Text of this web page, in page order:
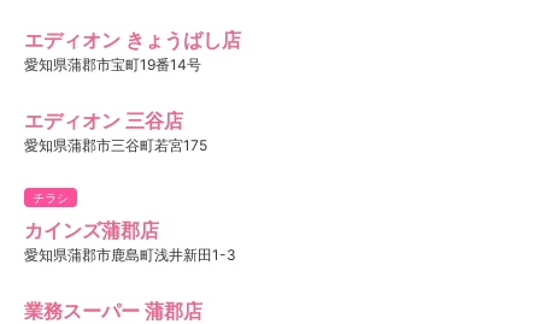
エディオン きょうばし店
愛知県蒲郡市宝町19番14号
エディオン 三谷店
愛知県蒲郡市三谷町若宮175
チラシ
カインズ蒲郡店
愛知県蒲郡市鹿島町浅井新田1-3
業務スーパー 蒲郡店